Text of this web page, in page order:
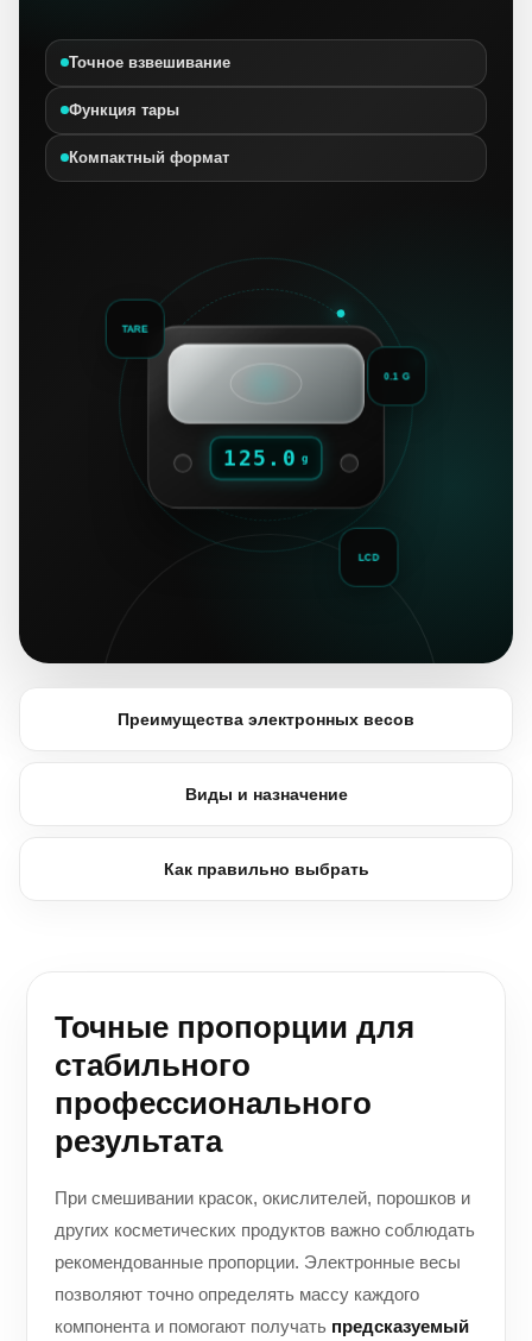
Точное взвешивание
Функция тары
Компактный формат
125.0
TARE
LCD
Преимущества электронных весов
Виды и назначение
Как правильно выбрать
Точные пропорции для
стабильного
профессионального
результата
При смешивании красок, окислителей, порошков и
других косметических продуктов важно соблюдать
рекомендованные пропорции. Электронные весы
позволяют точно определять массу каждого
компонента и помогают получать предсказуемый